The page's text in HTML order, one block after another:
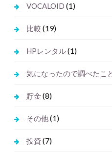
VOCALOID (1)
比較 (19)
HPレンタル(1)
気になったので調べたこ
貯金 (8)
その他(1)
投資 (7)